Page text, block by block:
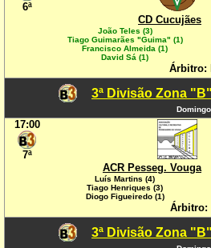
6ª
CD Cucujães
João Teles (3)
Tiago Guimarães "Guima" (1)
Francisco Almeida (1)
David Sá (1)
Árbitro:
3ª Divisão Zona
17:00
7ª
ACR Pesseg. Vouga
Luís Martins (4)
Tiago Henriques (3)
Diogo Figueiredo (1)
Árbitro:
3ª Divisão Zona